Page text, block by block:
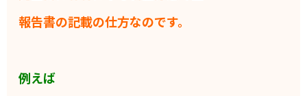
報告書の記載の仕方なのです。
例えば